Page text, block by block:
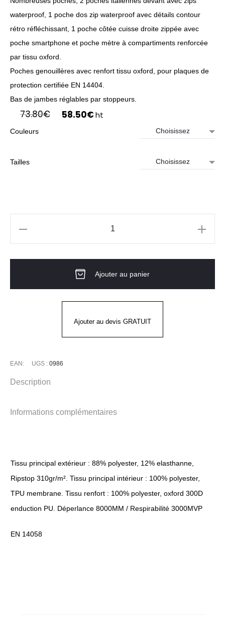
waterproof, 1 poche dos zip waterproof avec détails contour
rétro réfléchissant, 1 poche côtée cuisse droite zippée avec
poche smartphone et poche mètre à compartiments renforcée
par tissu oxford.
Poches genouillères avec renfort tissu oxford, pour plaques de
protection certifiée EN 14404.
Bas de jambes réglables par stoppeurs.
73.80€ 58.50€ Le
ht
Couleurs
Tailles
HORIZON
Ajouter au panier
Ajouter au devis GRATUIT
EAN: UGS : 0986
Description
Informations complémentaires
Tissu principal extérieur : 88% polyester, 12% elasthanne,
Ripstop 310gr/m². Tissu principal intérieur : 100% polyester,
TPU membrane. Tissu renfort : 100% polyester, oxford 300D
enduction PU. Déperlance 8000MM / Respirabilité 3000MVP
EN 14058